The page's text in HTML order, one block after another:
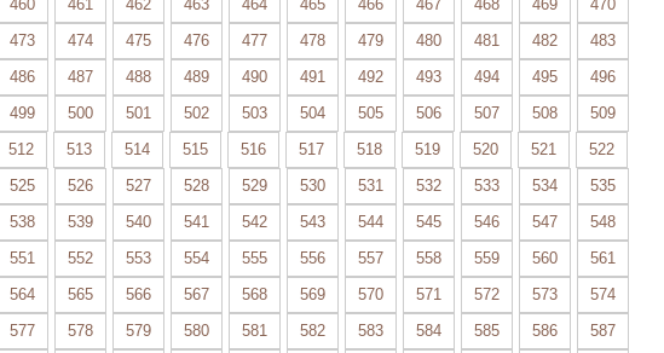
460 461 462 463 464 465 466 467 468 469
470
473 474 475 476 477 478 479 480 481 482
483
486 487 488 489 490 491 492 493 494 495
496
499 500 501 502 503 504 505 506 507 508
509
512 513 514 515 516 517 518 519 520 521
522
525 526 527 528 529 530 531 532 533 534
535
538 539 540 541 542 543 544 545 546 547
548
551 552 553 554 555 556 557 558 559 560
561
564 565 566 567 568 569 570 571 572 573
574
577 578 579 580 581 582 583 584 585 586
587